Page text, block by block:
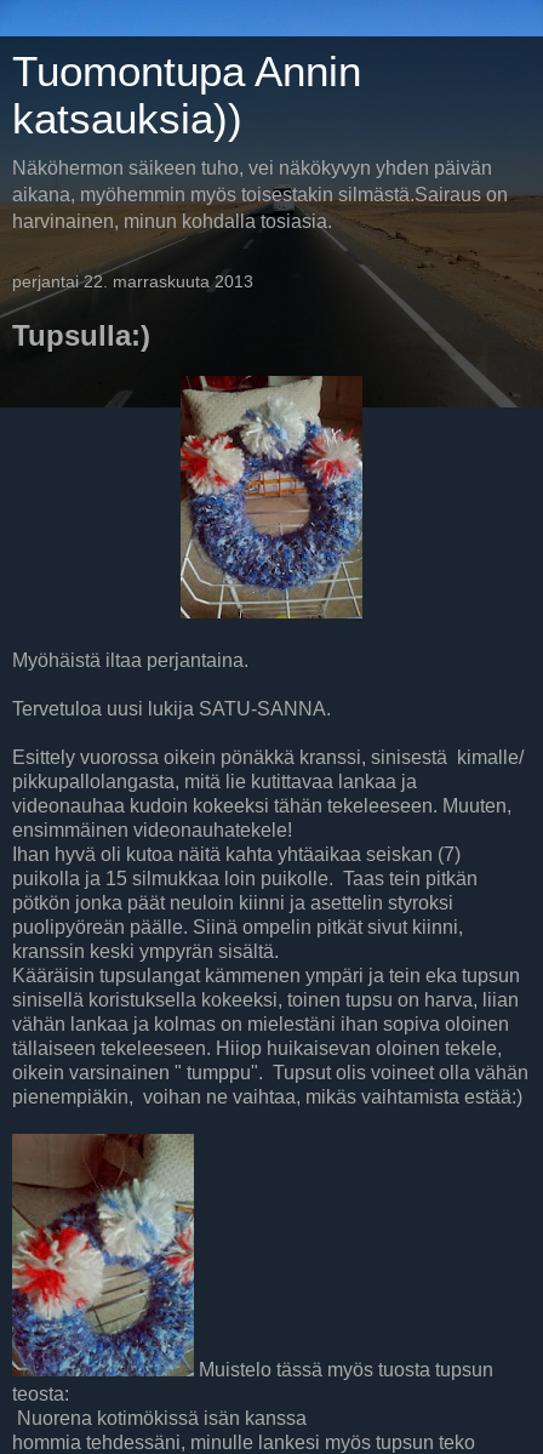
Tuomontupa Annin
katsauksia))
Näköhermon säikeen tuho, vei näkökyvyn yhden päivän
aikana, myöhemmin myös toisestakin silmästä.Sairaus on
harvinainen, minun kohdalla tosiasia.
perjantai 22. marraskuuta 2013
Tupsulla:)
Myöhäistä iltaa perjantaina.
Tervetuloa uusi lukija SATU-SANNA.
Esittely vuorossa oikein pönäkkä kranssi, sinisestä kimalle/
pikkupallolangasta, mitä lie kutittavaa lankaa ja
videonauhaa kudoin kokeeksi tähän tekeleeseen. Muuten,
ensimmäinen videonauhatekele!
Ihan hyvä oli kutoa näitä kahta yhtäaikaa seiskan (7)
puikolla ja 15 silmukkaa loin puikolle. Taas tein pitkän
pötkön jonka päät neuloin kiinni ja asettelin styroksi
puolipyöreän päälle. Siinä ompelin pitkät sivut kiinni,
kranssin keski ympyrän sisältä.
Kääräisin tupsulangat kämmenen ympäri ja tein eka tupsun
sinisellä koristuksella kokeeksi, toinen tupsu on harva, liian
vähän lankaa ja kolmas on mielestäni ihan sopiva oloinen
tällaiseen tekeleeseen. Hiiop huikaisevan oloinen tekele,
oikein varsinainen " tumppu". Tupsut olis voineet olla vähän
pienempiäkin, voihan ne vaihtaa, mikäs vaihtamista estää:)
Muistelo tässä myös tuosta tupsun
teosta:
Nuorena kotimökissä isän kanssa
hommia tehdessäni, minulle lankesi myös tupsun teko